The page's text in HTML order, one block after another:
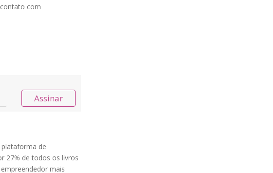
com
Assinar
plataforma de
27% de todos os livros
mais